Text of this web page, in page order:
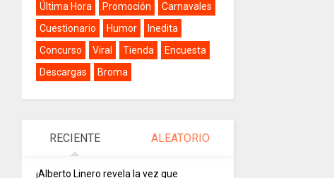
Última Hora
Promoción
Carnavales
Cuestionario
Humor
Inedita
Concurso
Viral Tienda
Encuesta
Descargas
Broma
RECIENTE ALEATORIO
¡Alberto Linero revela la vez que